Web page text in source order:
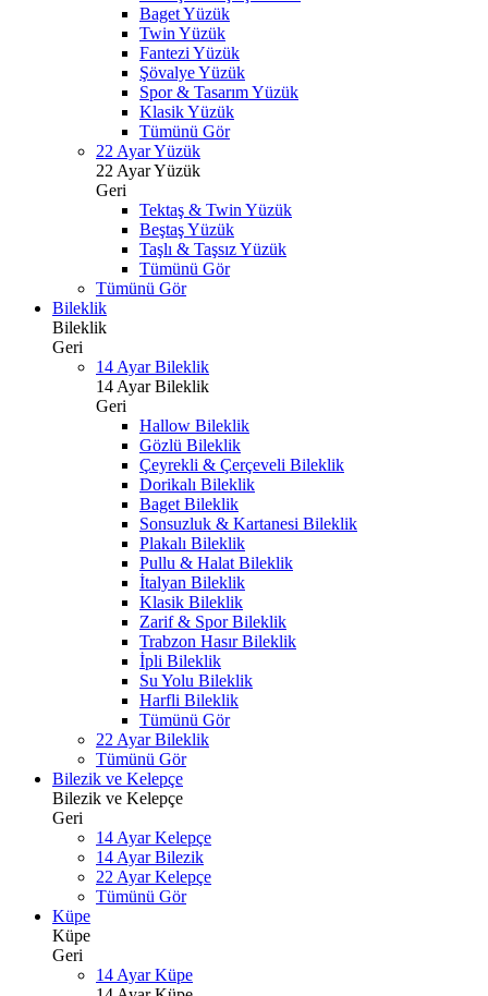
Baget Yüzük
Twin Yüzük
Fantezi Yüzük
Şövalye Yüzük
Spor & Tasarım Yüzük
Klasik Yüzük
Tümünü Gör
22 Ayar Yüzük
22 Ayar Yüzük
Geri
Tektaş & Twin Yüzük
Beştaş Yüzük
Taşlı & Taşsız Yüzük
Tümünü Gör
Tümünü Gör
Bileklik
Bileklik
Geri
14 Ayar Bileklik
14 Ayar Bileklik
Geri
Hallow Bileklik
Gözlü Bileklik
Çeyrekli & Çerçeveli Bileklik
Dorikalı Bileklik
Baget Bileklik
Sonsuzluk & Kartanesi Bileklik
Plakalı Bileklik
Pullu & Halat Bileklik
İtalyan Bileklik
Klasik Bileklik
Zarif & Spor Bileklik
Trabzon Hasır Bileklik
İpli Bileklik
Su Yolu Bileklik
Harfli Bileklik
Tümünü Gör
22 Ayar Bileklik
Tümünü Gör
Bilezik ve Kelepçe
Bilezik ve Kelepçe
Geri
14 Ayar Kelepçe
14 Ayar Bilezik
22 Ayar Kelepçe
Tümünü Gör
Küpe
Küpe
Geri
14 Ayar Küpe